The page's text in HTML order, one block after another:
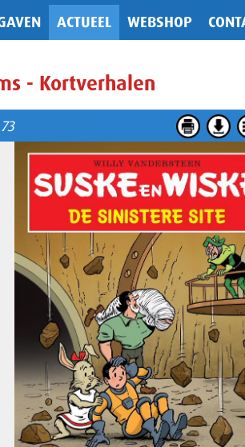
ACTUEEL WEBSHOP
- Kortverhalen